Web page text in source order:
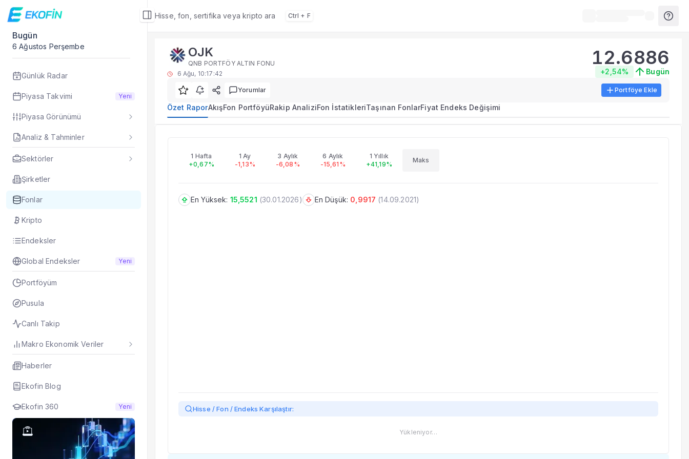
Hisse, fon, sertifika veya kripto ara Ctrl + F
Bugün
6 Ağustos Perşembe
Günlük Radar
Piyasa Takvimi Yeni
Piyasa Görünümü
Analiz & Tahminler
Sektörler
Şirketler
Fonlar
Kripto
Endeksler
Global Endeksler Yeni
Portföyüm
Pusula
Canlı Takip
Makro Ekonomik Veriler
Haberler
Ekofin Blog
Ekofin 360 Yeni
Yatırım fonu detay, portföy dağılımı, performans ve rakip analizi.
Alt Bölümler
Fon Portföyü
Rakip Analizi
Fiyat Endeks Değişimi
Özet Rapor
OJK
QNB PORTFÖY ALTIN FONU
6 Ağu, 10:17:42
12.6886
+2,54% Bugün
Yorumlar Portföye Ekle
Özet RaporAkışFon PortföyüRakip AnaliziFon İstatikleriTaşınan FonlarFiyat Endeks Değişimi
1 Hafta
+0,67%
1 Ay
-1,13%
3 Aylık
-6,08%
6 Aylık
-15,61%
1 Yıllık
+41,19%
Maks
En Yüksek: 15,5521 (30.01.2026) En Düşük: 0,9917 (14.09.2021)
Hisse / Fon / Endeks Karşılaştır:
Yükleniyor…